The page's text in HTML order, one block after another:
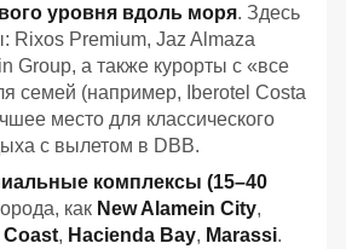
уровня вдоль моря. Здесь
Rixos Premium, Jaz Almaza
Group, а также курорты с «все
семей (например, Iberotel Costa
место для классического
с вылетом в DBB.
комплексы (15–40
как New Alamein City,
Coast, Hacienda Bay, Marassi.